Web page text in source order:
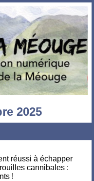
2025
réussi à échapper
cannibales :
!